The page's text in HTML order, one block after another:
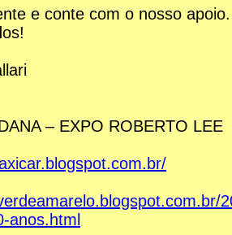
e conte com o nosso apoio.
– EXPO ROBERTO LEE
anos.html